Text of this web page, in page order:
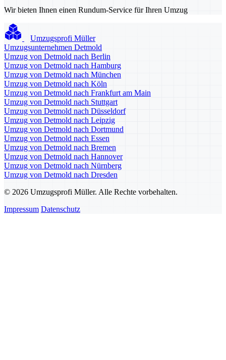
Wir bieten Ihnen einen Rundum-Service für Ihren Umzug
Umzugsprofi Müller
Umzugsunternehmen Detmold
Umzug von Detmold nach Berlin
Umzug von Detmold nach Hamburg
Umzug von Detmold nach München
Umzug von Detmold nach Köln
Umzug von Detmold nach Frankfurt am Main
Umzug von Detmold nach Stuttgart
Umzug von Detmold nach Düsseldorf
Umzug von Detmold nach Leipzig
Umzug von Detmold nach Dortmund
Umzug von Detmold nach Essen
Umzug von Detmold nach Bremen
Umzug von Detmold nach Hannover
Umzug von Detmold nach Nürnberg
Umzug von Detmold nach Dresden
© 2026 Umzugsprofi Müller. Alle Rechte vorbehalten.
Impressum Datenschutz